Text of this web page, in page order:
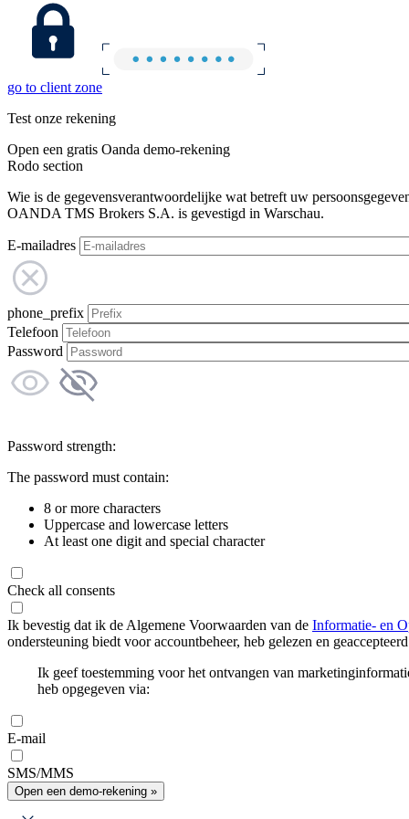
go to client zone
Test onze rekening
Open een gratis Oanda demo-rekening
Rodo section
Wie is de gegevensverantwoordelijke wat betreft uw
OANDA TMS Brokers S.A. is gevestigd in Warschau.
E-mailadres
phone_prefix
Telefoon
Password
Password strength:
The password must contain:
8 or more characters
Uppercase and lowercase letters
At least one digit and special character
Check all consents
Ik bevestig dat ik de Algemene Voorwaarden van de Informatie- en
ondersteuning biedt voor accountbeheer, heb gelezen en
Ik geef toestemming voor het ontvangen van
heb opgegeven via:
E-mail
SMS/MMS
Open een demo-rekening »